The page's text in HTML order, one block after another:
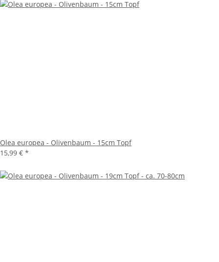
Olea europea - Olivenbaum - 15cm Topf
15,99 € *